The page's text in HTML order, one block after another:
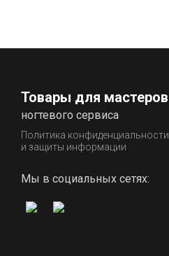
Товары для мастеров
ногтевого сервиса
Политика конфиденциальности
и защиты информации
Мы в социальных сетях: